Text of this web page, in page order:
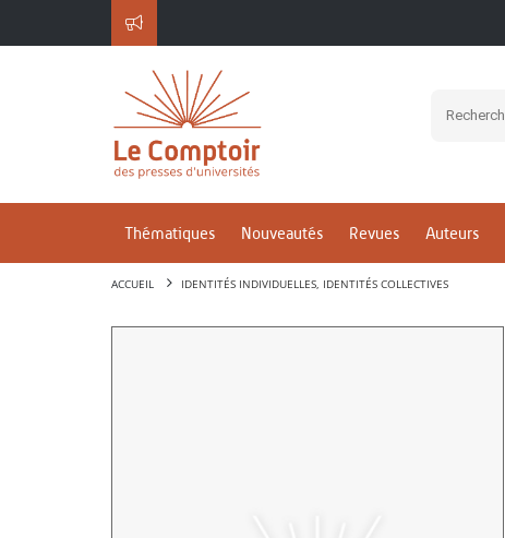
Thématiques Nouveautés Revues Auteurs
ACCUEIL IDENTITÉS INDIVIDUELLES, IDENTITÉS COLLECTIVES